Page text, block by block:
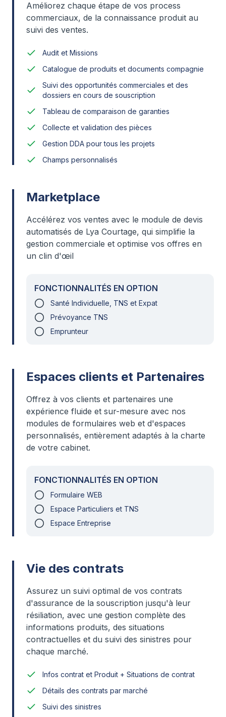
Améliorez chaque étape de vos process
commerciaux, de la connaissance produit au
suivi des ventes.
Audit et Missions
Catalogue de produits et documents compagnie
Suivi des opportunités commerciales et des
dossiers en cours de souscription
Tableau de comparaison de garanties
Collecte et validation des pièces
Gestion DDA pour tous les projets
Champs personnalisés
Marketplace
Accélérez vos ventes avec le module de devis
automatisés de Lya Courtage, qui simplifie la
gestion commerciale et optimise vos offres en
un clin d'œil
FONCTIONNALITÉS EN OPTION
Santé Individuelle, TNS et Expat
Prévoyance TNS
Emprunteur
Espaces clients et Partenaires
Offrez à vos clients et partenaires une
expérience fluide et sur-mesure avec nos
modules de formulaires web et d'espaces
personnalisés, entièrement adaptés à la charte
de votre cabinet.
FONCTIONNALITÉS EN OPTION
Formulaire WEB
Espace Particuliers et TNS
Espace Entreprise
Vie des contrats
Assurez un suivi optimal de vos contrats
d'assurance de la souscription jusqu'à leur
résiliation, avec une gestion complète des
informations produits, des situations
contractuelles et du suivi des sinistres pour
chaque marché.
Infos contrat et Produit + Situations de contrat
Détails des contrats par marché
Suivi des sinistres